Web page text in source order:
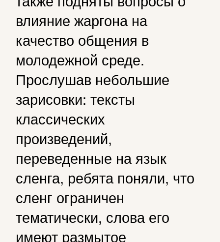
влияние жаргона на
качество общения в
молодежной среде.
Прослушав небольшие
зарисовки: тексты
классических
произведений,
переведенные на язык
сленга, ребята поняли, что
сленг ограничен
тематически, слова его
имеют размытое